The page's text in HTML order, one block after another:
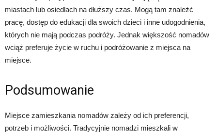
miastach lub osiedlach na dłuższy czas. Mogą tam znaleźć
pracę, dostęp do edukacji dla swoich dzieci i inne udogodnienia,
których nie mają podczas podróży. Jednak większość nomadów
wciąż preferuje życie w ruchu i podróżowanie z miejsca na
miejsce.
Podsumowanie
Miejsce zamieszkania nomadów zależy od ich preferencji,
potrzeb i możliwości. Tradycyjnie nomadzi mieszkali w